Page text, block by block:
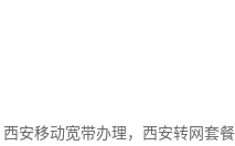
安移动宽带办理，西安转网套